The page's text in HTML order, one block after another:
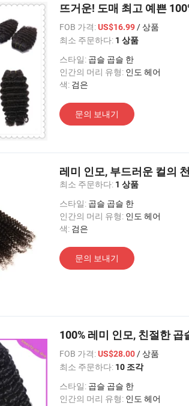
뜨거운! 도매 최고 예쁜
FOB 가격:US$16.99/ 상품
최소 주문하다: 1 상품
스타일: 곱슬 곱슬 한
인간의 머리 유형: 인도 헤어
색: 검은
문의 보내기
레미 인모, 부드러운 컬의
최소 주문하다: 1 상품
스타일: 곱슬 곱슬 한
인간의 머리 유형: 인도 헤어
색: 검은
문의 보내기
100% 레미 인모, 친절한 곱
FOB 가격:US$28.00/ 상품
최소 주문하다: 10 조각
스타일: 곱슬 곱슬 한
인간의 머리 유형: 인도 헤어